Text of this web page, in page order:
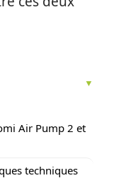
Air Pump 2 et
techniques